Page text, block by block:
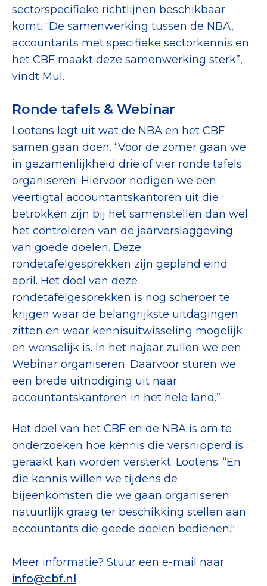
sectorspecifieke richtlijnen beschikbaar
komt. “De samenwerking tussen de NBA,
accountants met specifieke sectorkennis en
het CBF maakt deze samenwerking sterk”,
vindt Mul.
Ronde tafels & Webinar
Lootens legt uit wat de NBA en het CBF
samen gaan doen. “Voor de zomer gaan we
in gezamenlijkheid drie of vier ronde tafels
organiseren. Hiervoor nodigen we een
veertigtal accountantskantoren uit die
betrokken zijn bij het samenstellen dan wel
het controleren van de jaarverslaggeving
van goede doelen. Deze
rondetafelgesprekken zijn gepland eind
april. Het doel van deze
rondetafelgesprekken is nog scherper te
krijgen waar de belangrijkste uitdagingen
zitten en waar kennisuitwisseling mogelijk
en wenselijk is. In het najaar zullen we een
Webinar organiseren. Daarvoor sturen we
een brede uitnodiging uit naar
accountantskantoren in het hele land.”
Het doel van het CBF en de NBA is om te
onderzoeken hoe kennis die versnipperd is
geraakt kan worden versterkt. Lootens: “En
die kennis willen we tijdens de
bijeenkomsten die we gaan organiseren
natuurlijk graag ter beschikking stellen aan
accountants die goede doelen bedienen."
Meer informatie? Stuur een e-mail naar
info@cbf.nl